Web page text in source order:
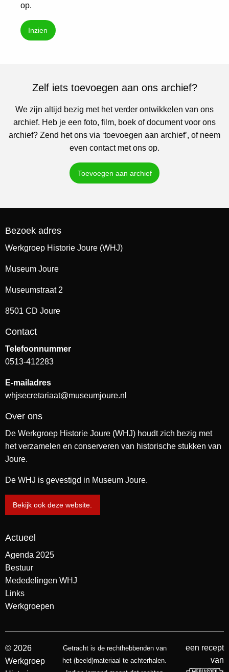
op.
Inzien
Zelf iets toevoegen aan ons archief?
We zijn altijd bezig met het verder ontwikkelen van ons
archief. Heb je een foto, film, boek of document voor ons
archief? Zend het ons via ‘toevoegen aan archief’, of neem
even contact met ons op.
Toevoegen aan archief
Bezoek adres
Werkgroep Historie Joure (WHJ)
Museum Joure
Museumstraat 2
8501 CD Joure
Contact
Telefoonnummer
0513-412283
E-mailadres
whjsecretariaat@museumjoure.nl
Over ons
De Werkgroep Historie Joure (WHJ) houdt zich bezig met
het verzamelen en conserveren van historische stukken van
Joure.
De WHJ is gevestigd in Museum Joure.
Bekijk ook deze website.
Actueel
Agenda 2025
Bestuur
Mededelingen WHJ
Links
Werkgroepen
© 2026
Werkgroep
Getracht is de rechthebbenden van
het (beeld)materiaal te achterhalen.
een recept
van